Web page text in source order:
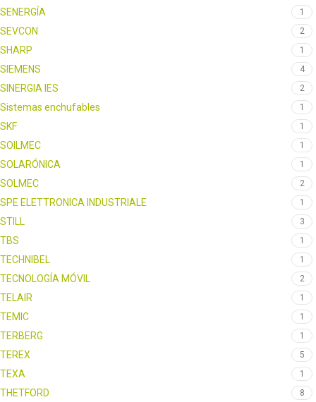
SENERGÍA 1
SEVCON 2
SHARP 1
SIEMENS 4
SINERGIA IES 2
Sistemas enchufables 1
SKF 1
SOILMEC 1
SOLARÓNICA 1
SOLMEC 2
SPE ELETTRONICA INDUSTRIALE 1
STILL 3
TBS 1
TECHNIBEL 1
TECNOLOGÍA MÓVIL 2
TELAIR 1
TEMIC 1
TERBERG 1
TEREX 5
TEXA 1
THETFORD 8